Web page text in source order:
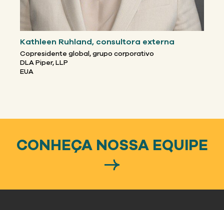
Kathleen Ruhland, consultora externa
Copresidente global, grupo corporativo
DLA Piper, LLP
EUA
CONHEÇA NOSSA EQUIPE